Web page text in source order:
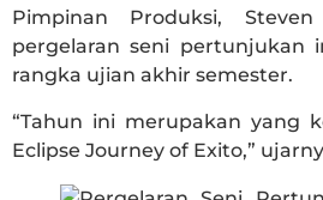
Pimpinan Produksi,
pergelaran seni pertunjukan
rangka ujian akhir semester.
“Tahun ini merupakan yang
Eclipse Journey of Exito,”